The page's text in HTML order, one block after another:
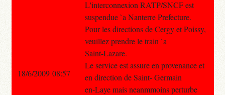
L'interconnexion RATP/SNCF est
suspendue `a Nanterre Prefecture.
Pour les directions de Cergy et Poissy,
veuillez prendre le train `a
Saint-Lazare.
Le service est assure en provenance et
en direction de Saint- Germain
en-Laye mais neanmmoins perturbe
18/6/2009 08:57